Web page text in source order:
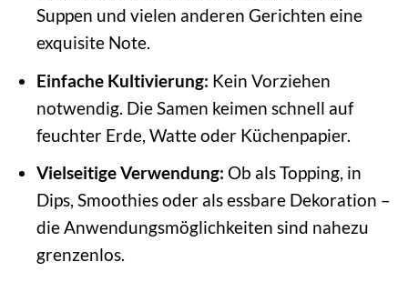
Suppen und vielen anderen Gerichten eine
exquisite Note.
Einfache Kultivierung: Kein Vorziehen
notwendig. Die Samen keimen schnell auf
feuchter Erde, Watte oder Küchenpapier.
Vielseitige Verwendung: Ob als Topping, in
Dips, Smoothies oder als essbare Dekoration –
die Anwendungsmöglichkeiten sind nahezu
grenzenlos.